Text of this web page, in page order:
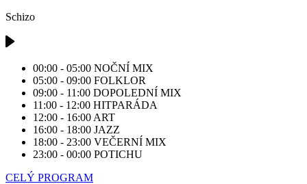
Schizo
00:00 - 05:00 NOČNÍ MIX
05:00 - 09:00 FOLKLOR
09:00 - 11:00 DOPOLEDNÍ MIX
11:00 - 12:00 HITPARÁDA
12:00 - 16:00 ART
16:00 - 18:00 JAZZ
18:00 - 23:00 VEČERNÍ MIX
23:00 - 00:00 POTICHU
CELÝ PROGRAM